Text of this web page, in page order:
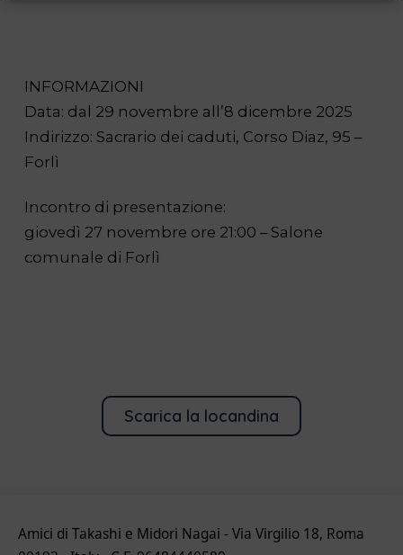
INFORMAZIONI
Data: dal 29 novembre all’8 dicembre 2025
Indirizzo: Sacrario dei caduti, Corso Diaz, 95 –
Forlì
Incontro di presentazione:
giovedì 27 novembre ore 21:00 – Salone
comunale di Forlì
Scarica la locandina
Amici di Takashi e Midori Nagai - Via Virgilio 18, Roma